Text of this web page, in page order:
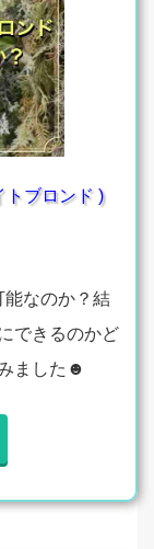
トブロンド )
能なのか？結
できるのかど
ました☻